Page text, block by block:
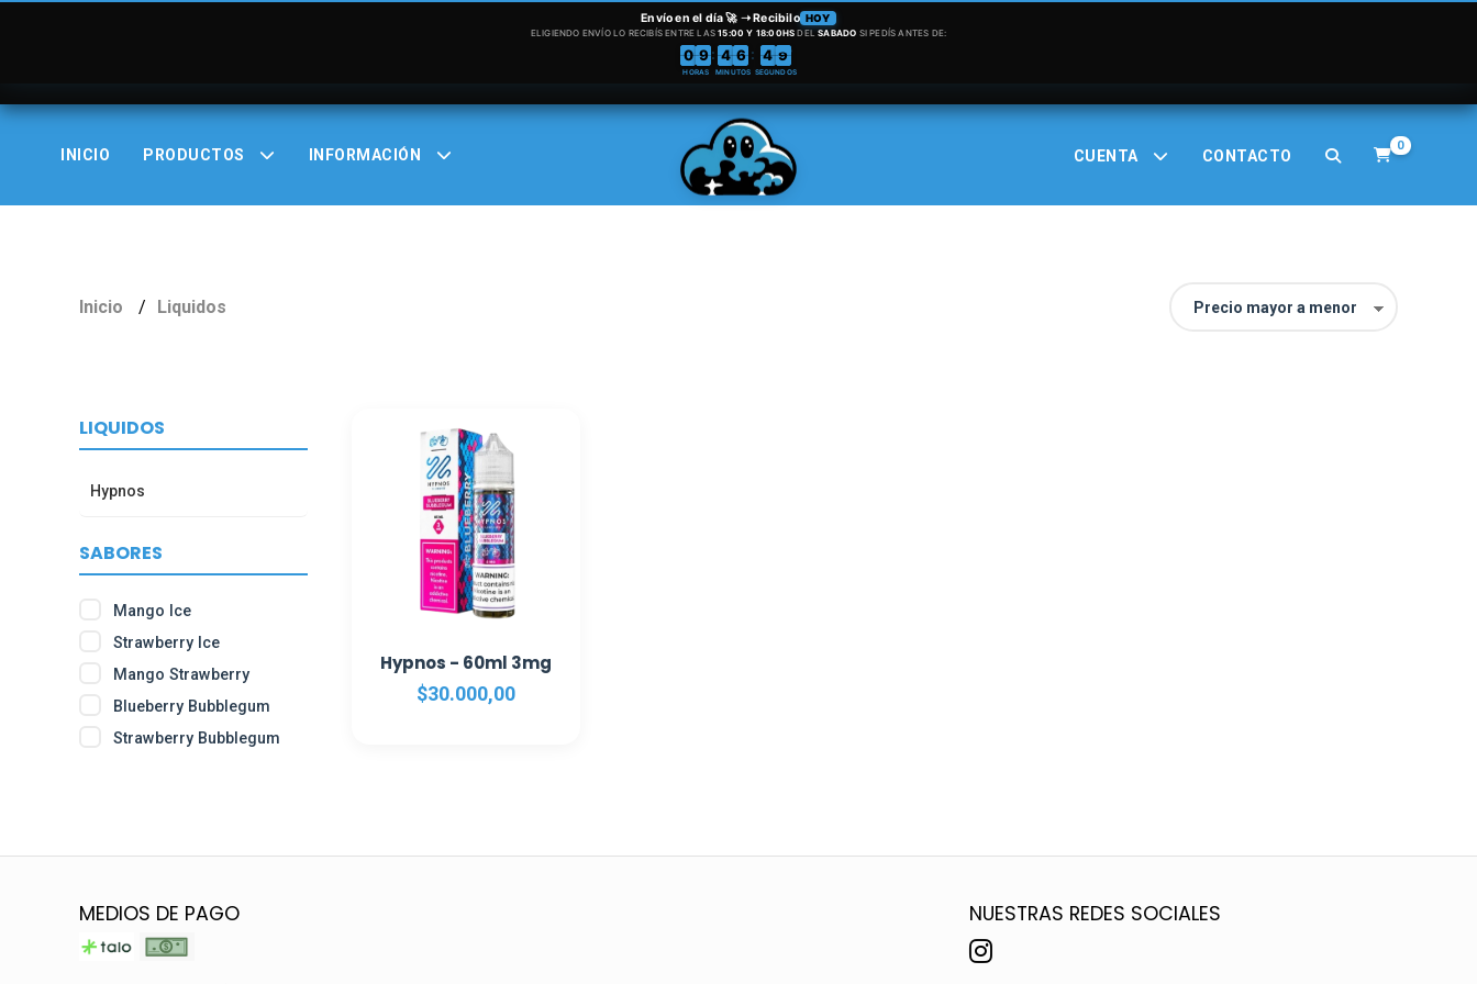
INICIO PRODUCTOS INFORMACIÓN CUENTA CONTACTO
0
Inicio Liquidos
LIQUIDOS
Hypnos
SABORES
Mango Ice
Strawberry Ice
Mango Strawberry
Blueberry Bubblegum
Strawberry Bubblegum
Hypnos - 60ml 3mg
$30.000,00
MEDIOS DE PAGO NUESTRAS REDES SOCIALES